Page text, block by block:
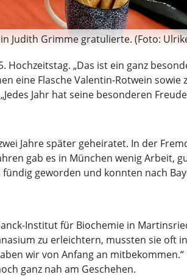
Judith Grimme gratulierte. (Foto:
„Das ist ein ganz
eine Flasche Valentin-Rotwein sowie
Jahr hat seine besonderen
Jahre später geheiratet. In der
gab es in München wenig Arbeit,
geworden und konnten nach
Institut für Biochemie in
zu erleichtern, mussten sie oft
wir von Anfang an
ganz nah am Geschehen.